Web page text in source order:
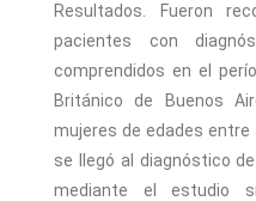
Resultados. Fueron
pacientes con
comprendidos en el
Británico de Buenos
mujeres de edades entre
se llegó al diagnóstico
mediante el estudio